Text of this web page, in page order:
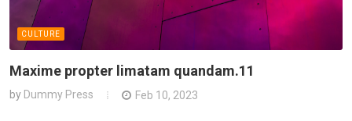
CULTURE
Maxime propter limatam quandam.11
by Dummy Press Feb 10, 2023